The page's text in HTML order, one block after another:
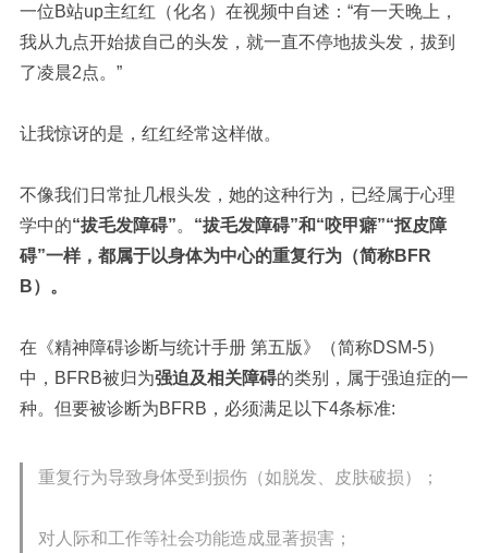
一位B站up主红红（化名）在视频中自述： “有一天晚上，
我从九点开始拔自己的头发，就一直不停地拔头发，拔到
了凌晨2点。”
让我惊讶的是，红红经常这样做。
不像我们日常扯几根头发，她的这种行为，已经属于心理
学中的“拔毛发障碍”。 “拔毛发障碍”和“咬甲癖”“抠皮障
碍”一样，都属于以身体为中心的重复行为（简称BFR
B）。
在《精神障碍诊断与统计手册 第五版》（简称DSM-5）
中，BFRB被归为强迫及相关障碍的类别，属于强迫症的一
种。但要被诊断为BFRB，必须满足以下4条标准:
重复行为导致身体受到损伤（如脱发、皮肤破损）；
对人际和工作等社会功能造成显著损害；